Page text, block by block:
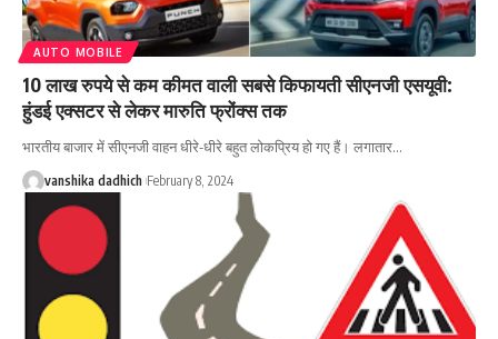
AUTO MOBILE
10 लाख रुपये से कम कीमत वाली सबसे किफायती सीएनजी एसयूवी:
हुंडई एक्सटर से लेकर मारुति फ्रोंक्स तक
भारतीय बाजार में सीएनजी वाहन धीरे-धीरे बहुत लोकप्रिय हो गए हैं। लगातार…
vanshika dadhich February 8, 2024